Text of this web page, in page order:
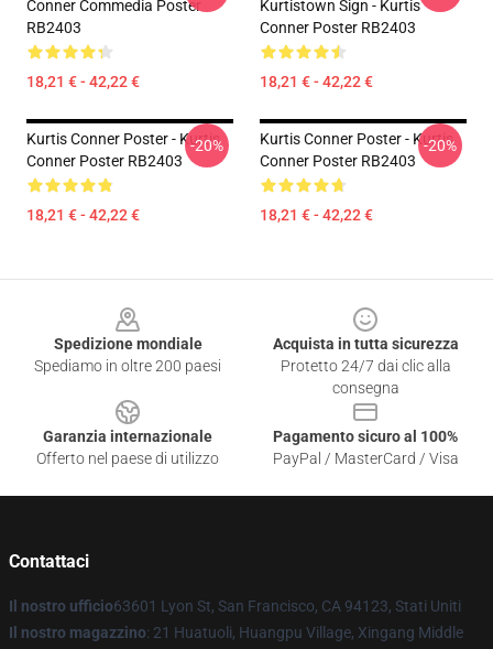
Conner Commedia Poster
RB2403
18,21 € - 42,22 €
Kurtistown Sign - Kurtis
Conner Poster RB2403
18,21 € - 42,22 €
Kurtis Conner Poster - Kurtis
Conner Poster RB2403
18,21 € - 42,22 €
-20%
Kurtis Conner Poster - Kurtis
Conner Poster RB2403
18,21 € - 42,22 €
-20%
Spedizione mondiale
Spediamo in oltre 200 paesi
Acquista in tutta sicurezza
Protetto 24/7 dai clic alla
consegna
Garanzia internazionale
Offerto nel paese di utilizzo
Pagamento sicuro al 100%
PayPal / MasterCard / Visa
Contattaci
Il nostro ufficio63601 Lyon St, San Francisco, CA 94123, Stati Uniti
Il nostro magazzino: 21 Huatuoli, Huangpu Village, Xingang Middle